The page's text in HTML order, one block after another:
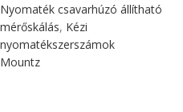
Nyomaték csavarhúzó állítható
mérőskálás, Kézi
nyomatékszerszámok
Mountz